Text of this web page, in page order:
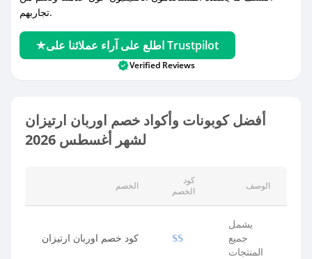
تجاربهم.
اطلع على آراء عملائنا على Trustpilot
Verified Reviews
أفضل كوبونات وأكواد خصم اوربان ارتيزان
لشهر أغسطس 2026
الخصم
كود
الخصم
الوصف
كود خصم اوربان ارتيزان SS
يشمل
جميع
المنتجات